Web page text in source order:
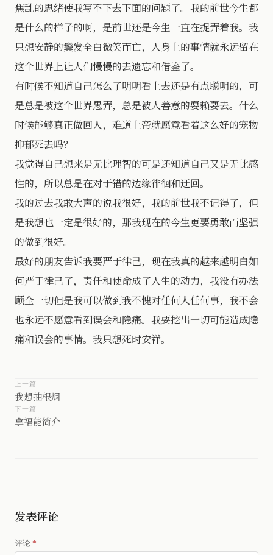
焦乱的思绪使我写不下去下面的问题了。我的前世今生都
是什么的样子的啊，是前世还是今生一直在捉弄着我。我
只想安静的鬓发全白微笑而亡，人身上的事情就永远留在
这个世界上让人们慢慢的去遗忘和借鉴了。
有时候不知道自己怎么了明明看上去还是有点聪明的，可
是总是被这个世界愚弄，总是被人善意的耍赖耍去。什么
时候能够真正做回人，难道上帝就愿意看着这么好的宠物
抑郁死去吗？
我觉得自己想来是无比理智的可是还知道自己又是无比感
性的，所以总是在对于错的边缘徘徊和迂回。
我的过去我敢大声的说我很好，我的前世我不记得了，但
是我想也一定是很好的，那我现在的今生更要勇敢而坚强
的做到很好。
最好的朋友告诉我要严于律己，现在我真的越来越明白如
何严于律己了，责任和使命成了人生的动力，我没有办法
顾全一切但是我可以做到我不愧对任何人任何事，我不会
也永远不愿意看到误会和隐痛。我要挖出一切可能造成隐
痛和误会的事情。我只想死时安祥。
上一篇
我想抽根烟
下一篇
拿福能简介
发表评论
评论*